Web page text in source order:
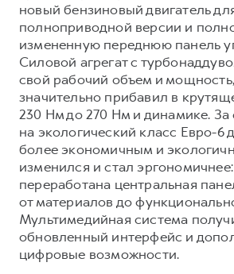
HAVAL Лизинг
АКСЕССУАРЫ HAVAL
Автомобильные аксессуары
Коллекция CITY
Коллекция Базовая
Коллекция Детская
АКСЕССУАРЫ HAVAL
Автомобильные аксессуары
Коллекция CITY
Коллекция Базовая
Коллекция Детская
новый бензиновый двигатель
полноприводной версии и
измененную переднюю панель
Силовой агрегат с
свой рабочий объем и
значительно прибавил в
230 Нм до 270 Нм и динамике. За
на экологический класс Евро-6
более экономичным и
изменился и стал
переработана центральная
от материалов до
Мультимедийная система
обновленный интерфейс и
цифровые возможности.